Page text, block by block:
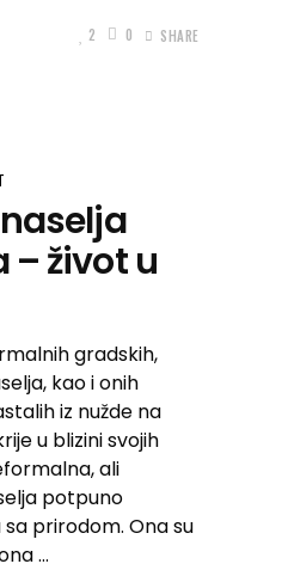
2 0 SHARE
– život u
gradskih,
kao i onih
iz nužde na
u blizini svojih
ali
potpuno
prirodom. Ona su